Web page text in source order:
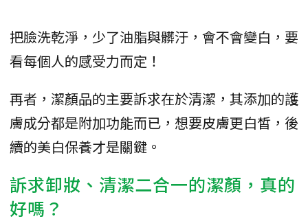
把臉洗乾淨，少了油脂與髒汙，會不會變白，要
看每個人的感受力而定！
再者，潔顏品的主要訴求在於清潔，其添加的護
膚成分都是附加功能而已，想要皮膚更白皙，後
續的美白保養才是關鍵。
訴求卸妝、清潔二合一的潔顏，真的
好嗎？